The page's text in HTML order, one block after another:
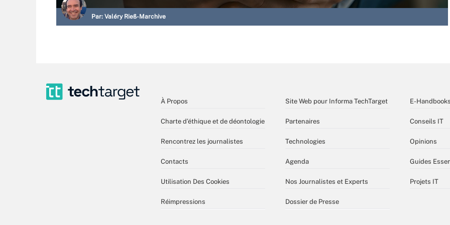
Par: Valéry Rieß-Marchive
À Propos
Charte d’éthique et de déontologie
Rencontrez les journalistes
Contacts
Utilisation Des Cookies
Réimpressions
Site Web pour Informa TechTarget
Partenaires
Technologies
Agenda
Nos Journalistes et Experts
Dossier de Presse
E-Handbooks
Conseils IT
Opinions
Guides
Projets IT